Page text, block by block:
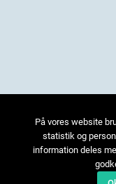
På vores website
statistik og
information deles